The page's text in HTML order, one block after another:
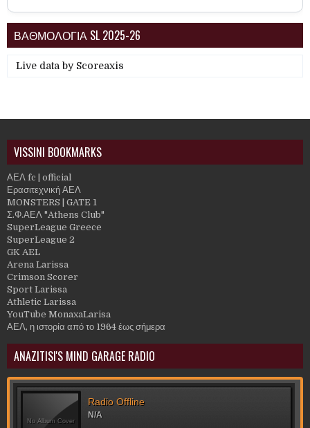
ΒΑΘΜΟΛΟΓΙΑ SL 2025-26
Live data by Scoreaxis
VISSINI BOOKMARKS
ΑΕΛ fc | official
Ερασιτεχνική ΑΕΛ
MONSTERS | GATE 1
Σ.Φ.ΑΕΛ "Athens Club"
SuperLeague Greece
SuperLeague 2
GK AEL
Arena Larissa
Crimson Scorer
Sport Larissa
Athletic Larissa
YouTube MonaxaLarisa
ΑΕΛ, η ιστορία από το 1964 έως σήμερα
ANAZITISI'S MIND GARAGE RADIO